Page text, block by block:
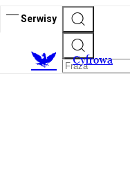
Serwisy
Cyfrowa